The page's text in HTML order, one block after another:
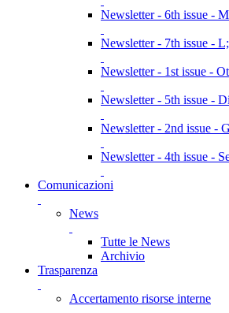
Newsletter - 6th issue -
Newsletter - 7th issue -
Newsletter - 1st issue -
Newsletter - 5th issue -
Newsletter - 2nd issue -
Newsletter - 4th issue -
Comunicazioni
News
Tutte le News
Archivio
Trasparenza
Accertamento risorse interne